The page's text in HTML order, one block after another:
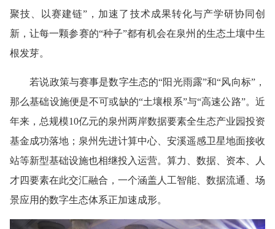
聚技、以赛建链”，加速了技术成果转化与产学研协同创
新，让每一颗参赛的“种子”都有机会在泉州的生态土壤中生
根发芽。
若说政策与赛事是数字生态的“阳光雨露”和“风向标”，
那么基础设施便是不可或缺的“土壤根系”与“高速公路”。近
年来，总规模10亿元的泉州两岸数据要素全生态产业园投资
基金成功落地；泉州先进计算中心、安溪遥感卫星地面接收
站等新型基础设施也相继投入运营。算力、数据、资本、人
才四要素在此交汇融合，一个涵盖人工智能、数据流通、场
景应用的数字生态体系正加速成形。